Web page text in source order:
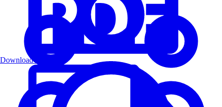
Download PDF